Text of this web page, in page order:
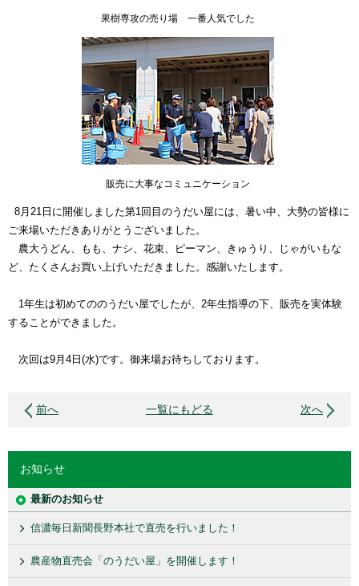
果樹専攻の売り場 一番人気でした
販売に大事なコミュニケーション
8月 21 日に開催しました第1回目のうだい屋には、暑い中、大勢の皆様に
ご来場いただきありがとうございました。
農大うどん、もも、ナシ、花束、ピーマン、きゅうり、じゃがいもな
ど、たくさんお買い上げいただきました。感謝いたします。
1年生は初めてののうだい屋でしたが、 2年生指導の下、販売を実体験
することができました。
次回は9月 4 日 (水)です。御来場お待ちしております。
前へ 一覧にもどる 次へ
お知らせ
最新のお知らせ
信濃毎日新聞長野本社で直売を行いました！
農産物直売会「のうだい屋」を開催します！